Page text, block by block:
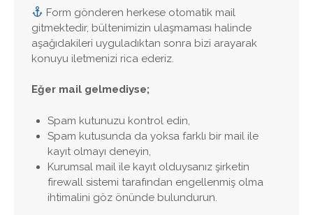
Form gönderen herkese otomatik mail
gitmektedir, bültenimizin ulaşmaması halinde
aşağıdakileri uyguladıktan sonra bizi arayarak
konuyu iletmenizi rica ederiz.
Eğer mail gelmediyse;
Spam kutunuzu kontrol edin,
Spam kutusunda da yoksa farklı bir mail ile
kayıt olmayı deneyin,
Kurumsal mail ile kayıt olduysanız şirketin
firewall sistemi tarafından engellenmiş olma
ihtimalini göz önünde bulundurun.